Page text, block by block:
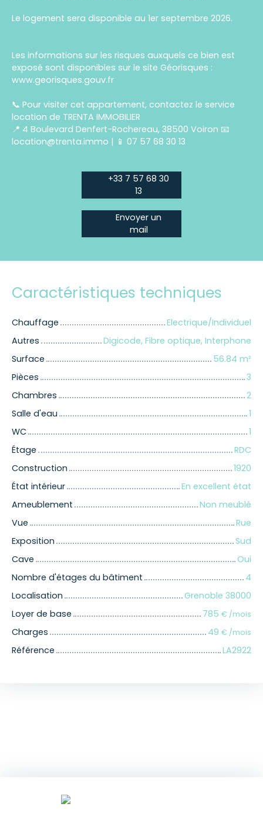
Le logement sera disponible au 1er septembre 2026.
Les informations sur les risques auxquels ce bien est
exposé sont disponibles sur le site Géorisques :
www.georisques.gouv.fr
📞 Pour visiter cet appartement, contactez le service
location de TRENTA IMMOBILIER
📍 4 Boulevard Denfert-Rochereau, 38500 Voiron 📧
location@trenta.immo | 📱 07 57 68 30 13
+33 7 57 68 30
13
Envoyer un
mail
Caractéristiques techniques
Chauffage
Electrique/Individuel
Autres
Digicode, Fibre optique, Interphone
Surface
56.84 m²
Pièces
3
Chambres
2
Salle d'eau
1
WC
1
Étage
RDC
Construction
1920
État intérieur
En excellent état
Ameublement
Non meublé
Vue
Rue
Exposition
Sud
Cave
Oui
Nombre d'étages du bâtiment
4
Localisation
Grenoble 38000
Loyer de base
785 € /mois
Charges 49 € /mois
Référence LA2922